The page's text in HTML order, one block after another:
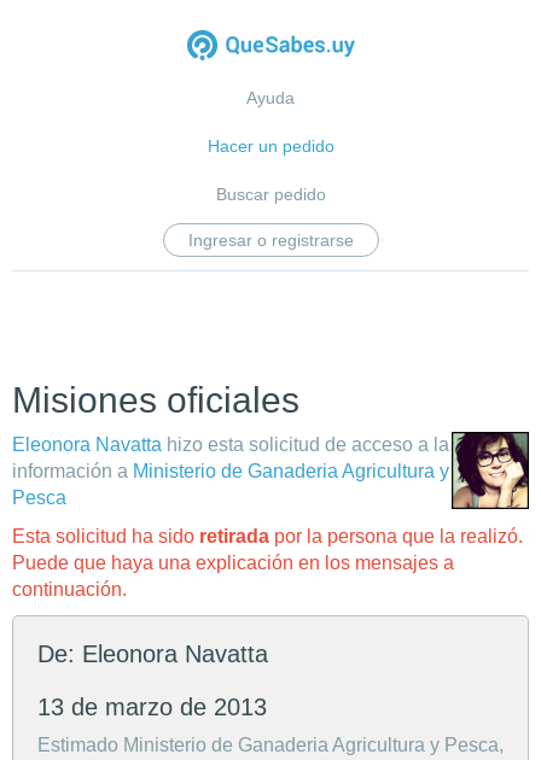
Ayuda
Hacer un pedido
Buscar pedido
Ingresar o registrarse
Misiones oficiales
Eleonora Navatta hizo esta solicitud de acceso a la
información a Ministerio de Ganaderia Agricultura y
Pesca
Esta solicitud ha sido retirada por la persona que la realizó.
Puede que haya una explicación en los mensajes a
continuación.
De: Eleonora Navatta
13 de marzo de 2013
Estimado Ministerio de Ganaderia Agricultura y Pesca,